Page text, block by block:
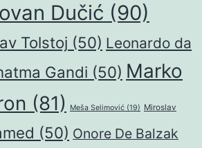
Dučić (90)
Tolstoj (50) Leonardo da
Gandi (50) Marko
(81) Meša Selimović (19) Miroslav
(50) Onore De Balzak